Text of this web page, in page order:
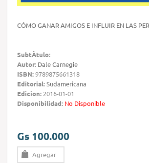
CÓMO GANAR AMIGOS E INFLUIR EN LAS
SubtÃ­tulo:
Autor: Dale Carnegie
ISBN:9789875661318
Editorial:Sudamericana
Edicion: 2016-01-01
Disponibilidad: No Disponible
Gs 100.000
Agregar